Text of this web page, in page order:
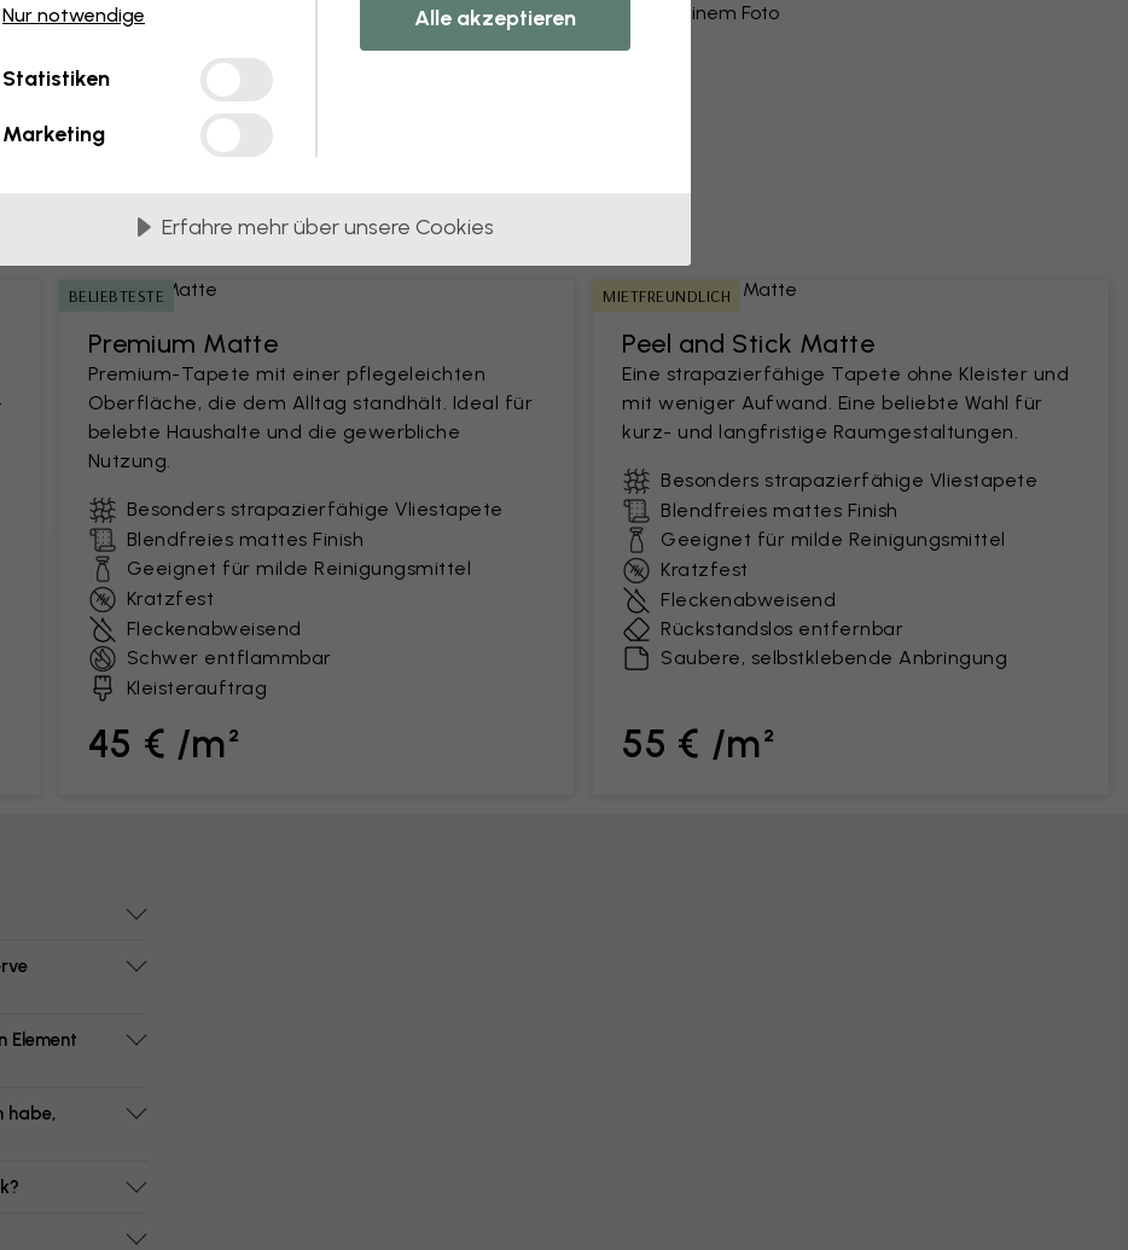
Erstellen Sie Ihre eigene Tapete aus einem Foto
Lieferung in 45 cm breiten Bahnen
BELIEBTESTE
Premium Matte
Premium-Tapete mit einer pflegeleichten
Oberfläche, die dem Alltag standhält. Ideal für
belebte Haushalte und die gewerbliche
Nutzung.
Besonders strapazierfähige Vliestapete
Blendfreies mattes Finish
Geeignet für milde Reinigungsmittel
Kratzfest
Fleckenabweisend
Schwer entflammbar
Kleisterauftrag
45 € /m²
MIETFREUNDLICH
Peel and Stick Matte
Eine strapazierfähige Tapete ohne Kleister und
mit weniger Aufwand. Eine beliebte Wahl für
kurz- und langfristige Raumgestaltungen.
Besonders strapazierfähige Vliestapete
Blendfreies mattes Finish
Geeignet für milde Reinigungsmittel
Kratzfest
Fleckenabweisend
Rückstandslos entfernbar
Saubere, selbstklebende Anbringung
55 € /m²
Element
habe,
Nur notwendige
Statistiken
Marketing
Alle akzeptieren
Erfahre mehr über unsere Cookies